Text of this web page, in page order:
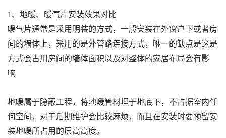
1、地暖、暖气片安装效果对比
暖气片通常是采用明装的方式，一般安装在外窗户下或者房
间的墙体上，采用的是外管路连接方式，唯一的缺点是这是
方式会占用房间的墙体面积以及对整体的家居布局会有影
响
地暖属于隐蔽工程，将地暖管材埋于地底下，不占据室内任
何空间，对于后期维护会比较麻烦，而且在安装时要预留安
装地暖所占用的层高高度。